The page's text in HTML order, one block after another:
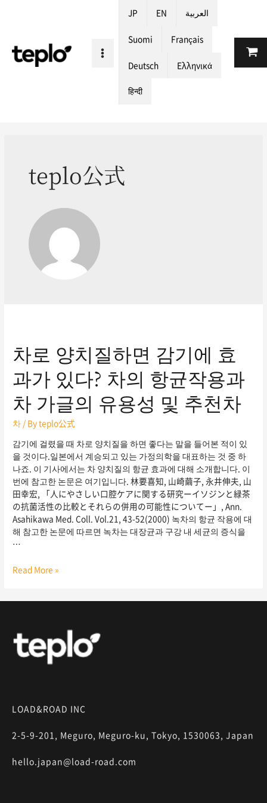
JP EN العربية
Suomi Français
Deutsch Ελληνικά
हिन्दी
teplo公式
차로 양치질하면 감기에 효
과가 있다? 차의 항균작용과
차 가글의 유용성 및 추천차
차 / Byteplo公式
감기에 걸렸을 때 차로 양치질을 하면 좋다는 말을 들어본 적이 있
을 것이다.일본에서 계승되고 있는 가정의학을 대표하는 것 중 하
나죠. 이 기사에서는 차 양치질의 항균 효과에 대해 소개합니다. 이
번에 참고한 논문은 여기입니다. 林要喜知, 山崎繭子, 永井伸夫, 山
田幸宏, 「人にやさしい口腔ケアに関する研究ーイソジンと緑茶
の抗菌活性の比較とそれらの併用の可能性についてー」, Ann.
Asahikawa Med. Coll. Vol.21, 43-52(2000) 녹차의 항균 작용에 대
해 참고한 논문에 따르면 녹차는 대장균과 구강 내 세균의 증식을
…
Read More »
LOAD&ROAD INC
2-5-9-201, Meguro, Meguro-ku, Tokyo, 1530063, Japan
hello.japan@load-road.com